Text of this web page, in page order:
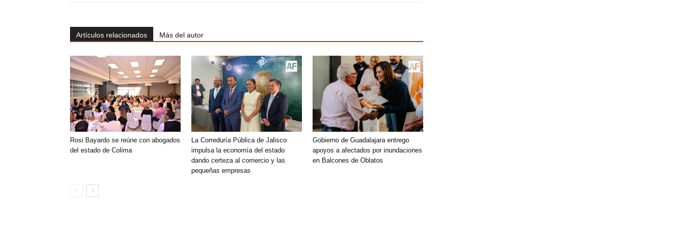
Artículos relacionados Más del autor
Rosi Bayardo se reúne con abogados
del estado de Colima
La Correduría Pública de Jalisco
impulsa la economía del estado
dando certeza al comercio y las
pequeñas empresas
Gobierno de Guadalajara entrego
apoyos a afectados por inundaciones
en Balcones de Oblatos